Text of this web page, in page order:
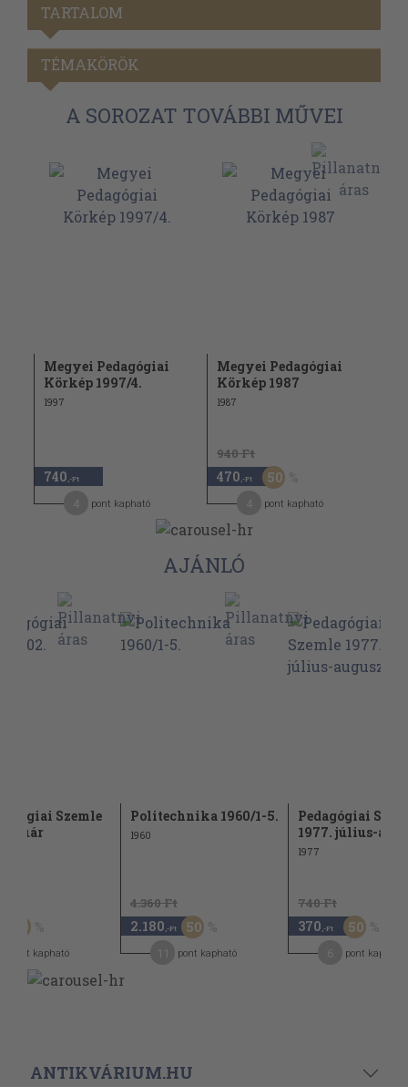
TARTALOM
TÉMAKÖRÖK
A SOROZAT TOVÁBBI MŰVEI
Megyei Pedagógiai
Körkép 1997/4.
1997
740 ,-Ft
pont kapható
Megyei Pedagógiai
Körkép 1987
1987
940 Ft
470 ,-Ft 50
pont kapható
AJÁNLÓ
Szemle
50
pont kapható
Politechnika 1960/1-5.
1960
4.360 Ft
2.180 ,-Ft 50
pont kapható
Pedagógiai
1977. július-
1977
740 Ft
370 ,-Ft 50
pont kapható
ANTIKVÁRIUM.HU